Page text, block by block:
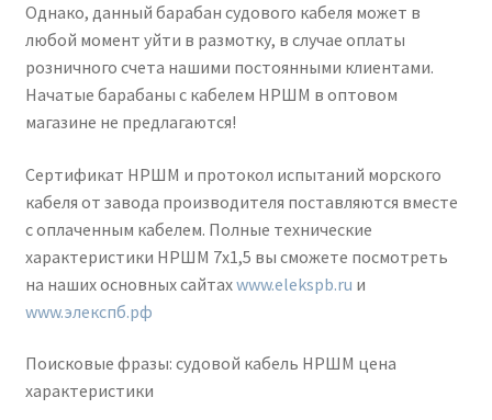
Однако, данный барабан судового кабеля может в
любой момент уйти в размотку, в случае оплаты
розничного счета нашими постоянными клиентами.
Начатые барабаны с кабелем НРШМ в оптовом
магазине не предлагаются!
Сертификат НРШМ и протокол испытаний морского
кабеля от завода производителя поставляются вместе
с оплаченным кабелем. Полные технические
характеристики НРШМ 7х1,5 вы сможете посмотреть
на наших основных сайтахwww.elekspb.ru и
www.элекспб.рф
Поисковые фразы: судовой кабель НРШМ цена
характеристики